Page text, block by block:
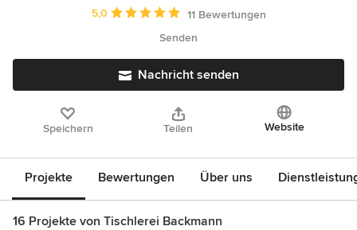
Durchschnittliche Bewertung: 5 von 5 Sternen
5,0
11 Bewertungen
Senden
Nachricht senden
Speichern Teilen Website
Projekte Bewertungen Über uns
16 Projekte von Tischlerei Backmann